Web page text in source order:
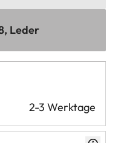
Leder
2-3 Werktage